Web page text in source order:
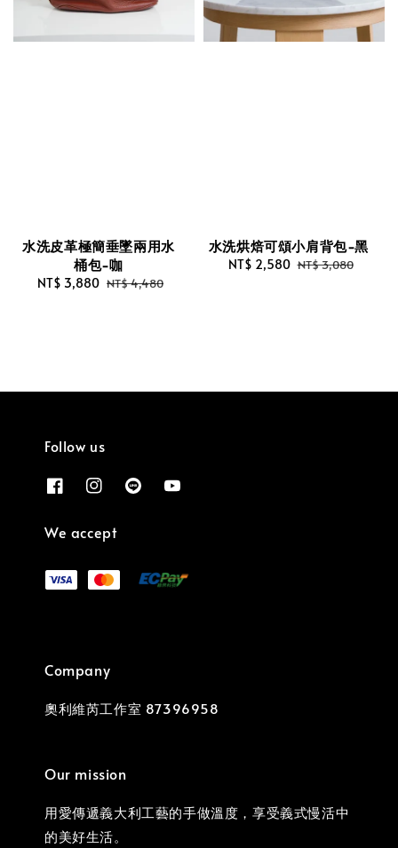
水洗皮革極簡垂墜兩用水
桶包-咖
Sale
NT$ 3,880 Regular
NT$ 4,480
水洗烘焙可頌小肩背包-黑
Sale
NT$ 2,580 Regular
NT$ 3,080
Follow us
We accept
Company
奧利維芮工作室 87396958
Our mission
用愛傳遞義大利工藝的手做溫度，享受義式慢活中
的美好生活。